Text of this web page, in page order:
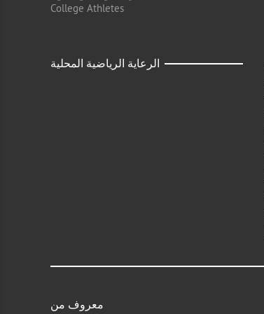
College Athletes
الرعاية الرياضية المحلية
معروف من